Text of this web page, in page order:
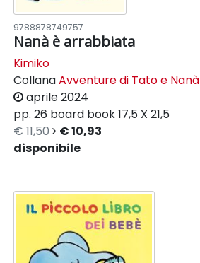
9788878749757
Nanà è arrabbiata
Kimiko
CollanaAvventure di Tato e Nanà
aprile 2024
pp. 26 board book17,5 X 21,5
€ 11,50
€ 10,93
disponibile